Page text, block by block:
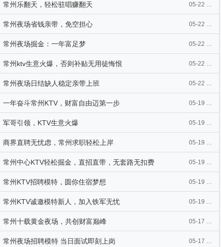
常州乐翻天，轻松驻唱赚翻天 05-22 11:32
常州夜场省钱亲带，免空担心 05-22 11:29
常州夜场掘金：一年富足梦 05-22 11:26
常州ktv生意火爆，否则补贴无用徒悔恨 05-22 11:24
常州夜场日结缺人稳定亲带上班 05-22 11:23
一年奋斗常州KTV，财富自由迈第一步 05-19 13:37
军哥引领，KTV生意火爆 05-19 12:57
商界直聘无忧虑，常州求职轻松上岸 05-19 12:57
常州中心KTV轻松掘金，直招直带，无套路无扣费 05-19 12:52
常州KTV招聘模特，圆你住宿梦想 05-19 10:29
常州KTV诚邀模特新人，加入铁军无忧 05-19 10:28
常州十载黄金夜场，共创财富巅峰 05-17 12:46
常州夜场招聘模特 当日面试即刻上岗 05-17 12:38